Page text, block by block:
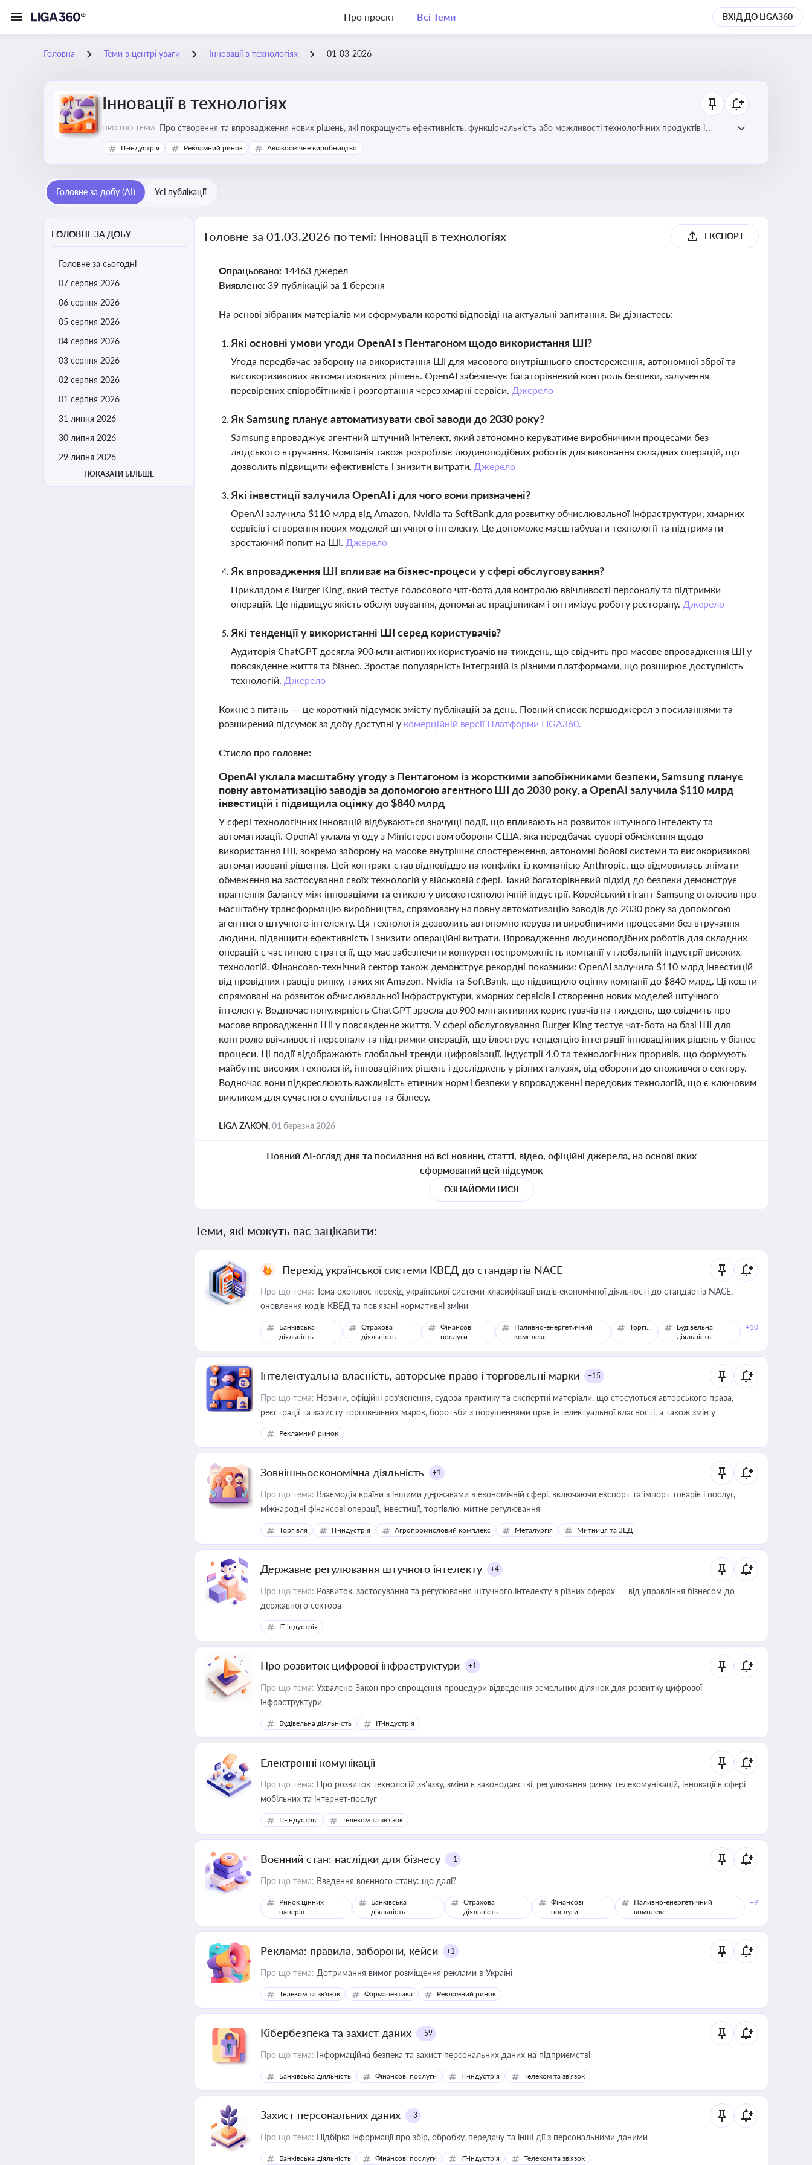
Про проєкт Всі Теми ВХІД ДО LIGA360
Головна Теми в центрі уваги Інновації в технологіях 01-03-2026
Інновації в технологіях
ПРО ЩО ТЕМА: Про створення та впровадження нових рішень, які покращують ефективність, функціональність або можливості технологічних продуктів і
процесів. Штучний інтелект та його використання
IT-індустрія Рекламний ринок Авіакосмічне виробництво
Головне за добу (AI) Усі публікації
ГОЛОВНЕ ЗА ДОБУ
Головне за сьогодні
07 серпня 2026
06 серпня 2026
05 серпня 2026
04 серпня 2026
03 серпня 2026
02 серпня 2026
01 серпня 2026
31 липня 2026
30 липня 2026
29 липня 2026
ПОКАЗАТИ БІЛЬШЕ
Головне за 01.03.2026 по темі: Інновації в технологіях ЕКСПОРТ
Опрацьовано: 14463 джерел
Виявлено: 39 публікацій за 1 березня
На основі зібраних матеріалів ми сформували короткі відповіді на актуальні запитання. Ви дізнаєтесь:
Які основні умови угоди OpenAI з Пентагоном щодо використання ШІ?
Угода передбачає заборону на використання ШІ для масового внутрішнього спостереження, автономної зброї та
високоризикових автоматизованих рішень. OpenAI забезпечує багаторівневий контроль безпеки, залучення
перевірених співробітників і розгортання через хмарні сервіси. Джерело
Як Samsung планує автоматизувати свої заводи до 2030 року?
Samsung впроваджує агентний штучний інтелект, який автономно керуватиме виробничими процесами без
людського втручання. Компанія також розробляє людиноподібних роботів для виконання складних операцій, що
дозволить підвищити ефективність і знизити витрати. Джерело
Які інвестиції залучила OpenAI і для чого вони призначені?
OpenAI залучила $110 млрд від Amazon, Nvidia та SoftBank для розвитку обчислювальної інфраструктури, хмарних
сервісів і створення нових моделей штучного інтелекту. Це допоможе масштабувати технології та підтримати
зростаючий попит на ШІ. Джерело
Як впровадження ШІ впливає на бізнес-процеси у сфері обслуговування?
Прикладом є Burger King, який тестує голосового чат-бота для контролю ввічливості персоналу та підтримки
операцій. Це підвищує якість обслуговування, допомагає працівникам і оптимізує роботу ресторану. Джерело
Які тенденції у використанні ШІ серед користувачів?
Аудиторія ChatGPT досягла 900 млн активних користувачів на тиждень, що свідчить про масове впровадження ШІ у
повсякденне життя та бізнес. Зростає популярність інтеграцій із різними платформами, що розширює доступність
технологій. Джерело
Кожне з питань — це короткий підсумок змісту публікацій за день. Повний список першоджерел з посиланнями та
розширений підсумок за добу доступні у комерційній версії Платформи LIGA360.
Стисло про головне:
OpenAI уклала масштабну угоду з Пентагоном із жорсткими запобіжниками безпеки, Samsung планує
повну автоматизацію заводів за допомогою агентного ШІ до 2030 року, а OpenAI залучила $110 млрд
інвестицій і підвищила оцінку до $840 млрд
У сфері технологічних інновацій відбуваються значущі події, що впливають на розвиток штучного інтелекту та
автоматизації. OpenAI уклала угоду з Міністерством оборони США, яка передбачає суворі обмеження щодо
використання ШІ, зокрема заборону на масове внутрішнє спостереження, автономні бойові системи та високоризикові
автоматизовані рішення. Цей контракт став відповіддю на конфлікт із компанією Anthropic, що відмовилась знімати
обмеження на застосування своїх технологій у військовій сфері. Такий багаторівневий підхід до безпеки демонструє
прагнення балансу між інноваціями та етикою у високотехнологічній індустрії. Корейський гігант Samsung оголосив про
масштабну трансформацію виробництва, спрямовану на повну автоматизацію заводів до 2030 року за допомогою
агентного штучного інтелекту. Ця технологія дозволить автономно керувати виробничими процесами без втручання
людини, підвищити ефективність і знизити операційні витрати. Впровадження людиноподібних роботів для складних
операцій є частиною стратегії, що має забезпечити конкурентоспроможність компанії у глобальній індустрії високих
технологій. Фінансово-технічний сектор також демонструє рекордні показники: OpenAI залучила $110 млрд інвестицій
від провідних гравців ринку, таких як Amazon, Nvidia та SoftBank, що підвищило оцінку компанії до $840 млрд. Ці кошти
спрямовані на розвиток обчислювальної інфраструктури, хмарних сервісів і створення нових моделей штучного
інтелекту. Водночас популярність ChatGPT зросла до 900 млн активних користувачів на тиждень, що свідчить про
масове впровадження ШІ у повсякденне життя. У сфері обслуговування Burger King тестує чат-бота на базі ШІ для
контролю ввічливості персоналу та підтримки операцій, що ілюструє тенденцію інтеграції інноваційних рішень у бізнес-
процеси. Ці події відображають глобальні тренди цифровізації, індустрії 4.0 та технологічних проривів, що формують
майбутнє високих технологій, інноваційних рішень і досліджень у різних галузях, від оборони до споживчого сектору.
Водночас вони підкреслюють важливість етичних норм і безпеки у впровадженні передових технологій, що є ключовим
викликом для сучасного суспільства та бізнесу.
LIGA ZAKON,01 березня 2026
Повний AI-огляд дня та посилання на всі новини, статті, відео, офіційні джерела, на основі яких
сформований цей підсумок
ОЗНАЙОМИТИСЯ
Теми, які можуть вас зацікавити:
Перехід української системи КВЕД до стандартів NACE
Про що тема: Тема охоплює перехід української системи класифікації видів економічної діяльності до стандартів NACE,
оновлення кодів КВЕД та пов'язані нормативні зміни
Банківська
діяльність
Страхова
діяльність
Фінансові
послуги
Паливно-енергетичний
комплекс
Торгівля
Будівельна
діяльність
+10
Інтелектуальна власність, авторське право і торговельні марки +15
Про що тема: Новини, офіційні роз’яснення, судова практику та експертні матеріали, що стосуються авторського права,
реєстрації та захисту торговельних марок, боротьби з порушеннями прав інтелектуальної власності, а також змін у
законодавстві у цій сфері
Рекламний ринок
Зовнішньоекономічна діяльність +1
Про що тема: Взаємодія країни з іншими державами в економічній сфері, включаючи експорт та імпорт товарів і послуг,
міжнародні фінансові операції, інвестиції, торгівлю, митне регулювання
Торгівля IT-індустрія Агропромисловий комплекс Металургія Митниця та ЗЕД
Державне регулювання штучного інтелекту +4
Про що тема: Розвиток, застосування та регулювання штучного інтелекту в різних сферах — від управління бізнесом до
державного сектора
IT-індустрія
Про розвиток цифрової інфраструктури +1
Про що тема: Ухвалено Закон про спрощення процедури відведення земельних ділянок для розвитку цифрової
інфраструктури
Будівельна діяльність IT-індустрія
Електронні комунікації
Про що тема: Про розвиток технологій зв'язку, зміни в законодавстві, регулювання ринку телекомунікацій, інновації в сфері
мобільних та інтернет-послуг
IT-індустрія Телеком та зв'язок
Воєнний стан: наслідки для бізнесу +1
Про що тема: Введення воєнного стану: що далі?
Ринок цінних
паперів
Банківська
діяльність
Страхова
діяльність
Фінансові
послуги
Паливно-енергетичний
комплекс
+9
Реклама: правила, заборони, кейси +1
Про що тема: Дотримання вимог розміщення реклами в Україні
Телеком та зв'язок Фармацевтика Рекламний ринок
Кібербезпека та захист даних +59
Про що тема: Інформаційна безпека та захист персональних даних на підприємстві
Банківська діяльність Фінансові послуги IT-індустрія Телеком та зв'язок
Захист персональних даних +3
Про що тема: Підбірка інформації про збір, обробку, передачу та інші дії з персональними даними
Банківська діяльність Фінансові послуги IT-індустрія Телеком та зв'язок